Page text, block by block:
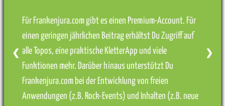
Für Frankenjura.com gibt es einen Premium-Account. Für
einen geringen jährlichen Beitrag erhältst Du Zugriff auf
alle Topos, eine praktische KletterApp und viele
Funktionen mehr. Darüber hinaus unterstützt Du
Frankenjura.com bei der Entwicklung von freien
Anwendungen (z.B. Rock-Events) und Inhalten (z.B. neue
❮ ❯